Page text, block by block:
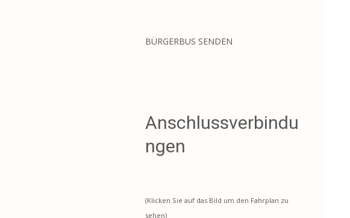
BÜRGERBUS SENDEN
Anschlussverbindu
ngen
(Klicken Sie auf das Bild um den Fahrplan zu
sehen)